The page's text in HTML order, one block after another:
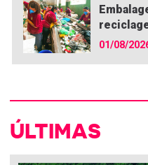
01/08/
ÚLTIMAS